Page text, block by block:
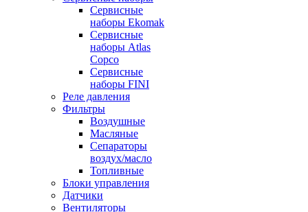
Сервисные
наборы Ekomak
Cервисные
наборы Atlas
Copco
Сервисные
наборы FINI
Реле давления
Фильтры
Воздушные
Масляные
Сепараторы
воздух/масло
Топливные
Блоки управления
Датчики
Вентиляторы